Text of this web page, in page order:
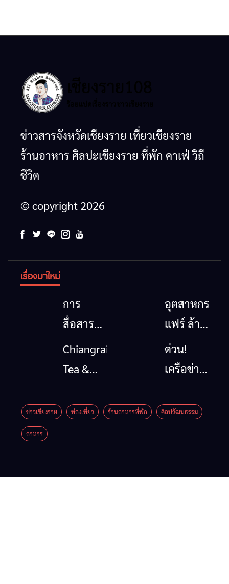
ข่าวสารจังหวัดเชียงราย เที่ยวเชียงราย
ร้านอาหาร ศิลปะเชียงราย ที่พัก คาเฟ่ วิถี
ชีวิต
© copyright 2026
เรื่องมาใหม่
การ
สื่อสาร
โทรคมนาคม
กรณีภัย
เชียงราย
เมื่อ
อุตสาหกรรม
แฟร์ ล้าน
นาตะวัน
ออก
รวมของดี
สินค้าเด่น
Chiangrai
Tea &
Coffee
Festival
ด่วน!
เครือข่าย
ลุ่มน้ำกก
ยื่น 5 ข้อ
ข่าวเชียงราย ท่องเที่ยว ร้านอาหารที่พัก ศิลปวัฒนธรรม
อาหาร